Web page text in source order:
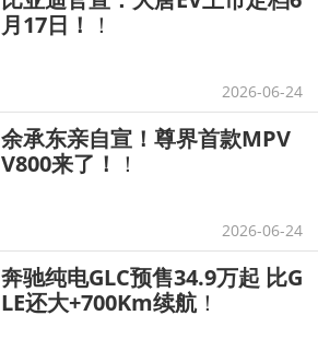
月17日！ ！
2026-06-24
余承东亲自宣！尊界首款MPV
V800来了！ ！
2026-06-24
奔驰纯电GLC预售34.9万起 比G
LE还大+700Km续航！